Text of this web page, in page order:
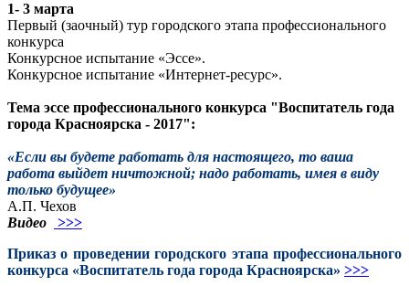
1- 3 марта
Первый (заочный) тур городского этапа профессионального
конкурса
Конкурсное испытание «Эссе».
Конкурсное испытание «Интернет-ресурс».
Тема эссе профессионального конкурса "Воспитатель года
города Красноярска - 2017":
«Если вы будете работать для настоящего, то ваша
работа выйдет ничтожной; надо работать, имея в виду
только будущее»
А.П. Чехов
Видео
>>>
Приказ о проведении городского этапа профессионального
конкурса «Воспитатель года города Красноярска» >>>